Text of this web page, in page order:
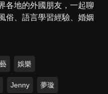
各地的外國朋友，一起聊
俗、語言學習經驗、婚姻
娛樂
Jenny 夢璇